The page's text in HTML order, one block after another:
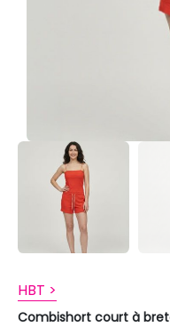
HBT >
Combishort court à